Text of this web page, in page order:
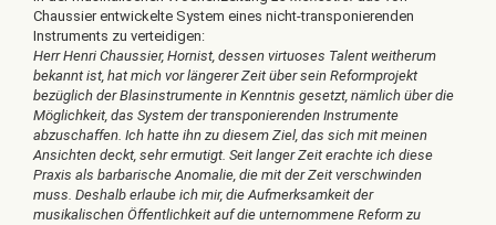
Chaussier entwickelte System eines nicht-transponierenden
Instruments zu verteidigen:
Herr Henri Chaussier, Hornist, dessen virtuoses Talent weitherum
bekannt ist, hat mich vor längerer Zeit über sein Reformprojekt
bezüglich der Blasinstrumente in Kenntnis gesetzt, nämlich über die
Möglichkeit, das System der transponierenden Instrumente
abzuschaffen. Ich hatte ihn zu diesem Ziel, das sich mit meinen
Ansichten deckt, sehr ermutigt. Seit langer Zeit erachte ich diese
Praxis als barbarische Anomalie, die mit der Zeit verschwinden
muss. Deshalb erlaube ich mir, die Aufmerksamkeit der
musikalischen Öffentlichkeit auf die unternommene Reform zu